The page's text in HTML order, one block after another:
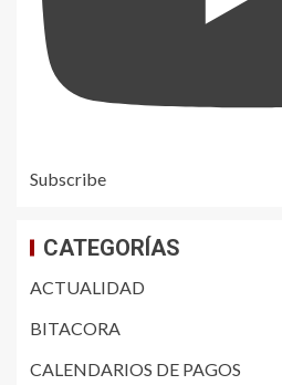
Subscribe
CATEGORÍAS
ACTUALIDAD
BITACORA
CALENDARIOS DE PAGOS